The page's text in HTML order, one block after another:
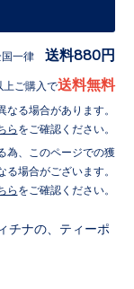
国一律 送料880円
上ご購入で送料無料
なる場合があります。
ら をご確認ください。
為、このページでの獲
る場合がございます。
ら をご確認ください。
チナの、ティーポ